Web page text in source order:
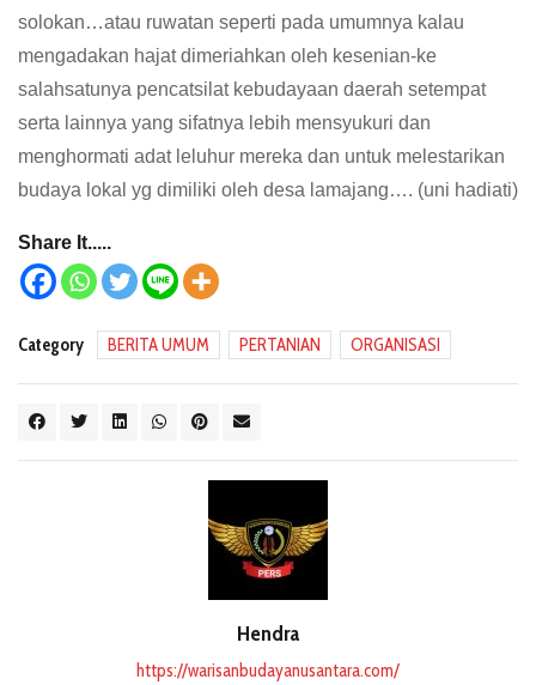
solokan…atau ruwatan seperti pada umumnya kalau
mengadakan hajat dimeriahkan oleh kesenian-ke
salahsatunya pencatsilat kebudayaan daerah setempat
serta lainnya yang sifatnya lebih mensyukuri dan
menghormati adat leluhur mereka dan untuk melestarikan
budaya lokal yg dimiliki oleh desa lamajang…. (uni hadiati)
Share It.....
Category BERITA UMUM PERTANIAN ORGANISASI
Hendra
https://warisanbudayanusantara.com/